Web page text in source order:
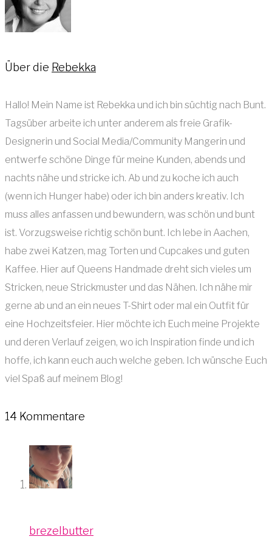
Über die Rebekka
Hallo! Mein Name ist Rebekka und ich bin süchtig nach Bunt.
Tagsüber arbeite ich unter anderem als freie Grafik-
Designerin und Social Media/Community Mangerin und
entwerfe schöne Dinge für meine Kunden, abends und
nachts nähe und stricke ich. Ab und zu koche ich auch
(wenn ich Hunger habe) oder ich bin anders kreativ. Ich
muss alles anfassen und bewundern, was schön und bunt
ist. Vorzugsweise richtig schön bunt. Ich lebe in Aachen,
habe zwei Katzen, mag Torten und Cupcakes und guten
Kaffee. Hier auf Queens Handmade dreht sich vieles um
Stricken, neue Strickmuster und das Nähen. Ich nähe mir
gerne ab und an ein neues T-Shirt oder mal ein Outfit für
eine Hochzeitsfeier. Hier möchte ich Euch meine Projekte
und deren Verlauf zeigen, wo ich Inspiration finde und ich
hoffe, ich kann euch auch welche geben. Ich wünsche Euch
viel Spaß auf meinem Blog!
14 Kommentare
brezelbutter